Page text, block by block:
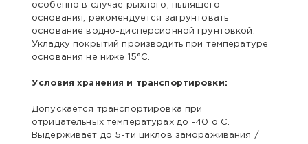
особенно в случае рыхлого, пылящего
основания, рекомендуется загрунтовать
основание водно-дисперсионной грунтовкой.
Укладку покрытий производить при температуре
основания не ниже 15°С.
Условия хранения и транспортировки:
Допускается транспортировка при
отрицательных температурах до -40 о С.
Выдерживает до 5-ти циклов замораживания /